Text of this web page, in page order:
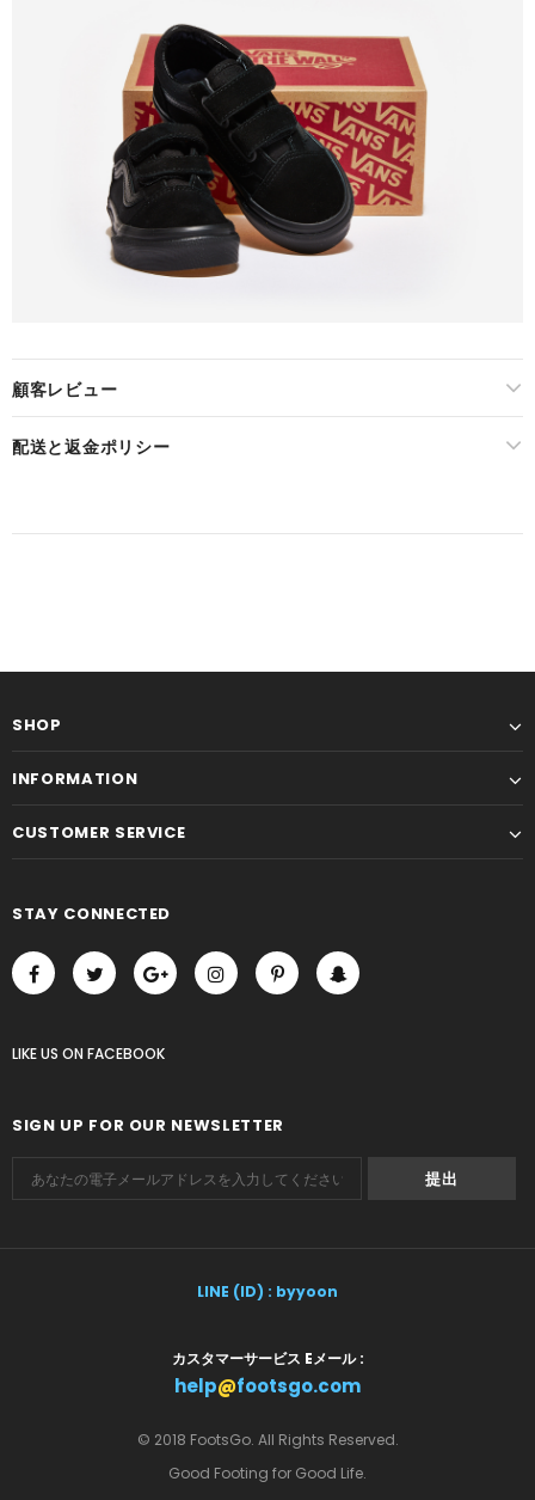
顧客レビュー
配送と返金ポリシー
SHOP
INFORMATION
CUSTOMER SERVICE
STAY CONNECTED
LIKE US ON FACEBOOK
SIGN UP FOR OUR NEWSLETTER
LINE (ID) : byyoon
カスタマーサービス Eメール :
help@footsgo.com
© 2018 FootsGo. All Rights Reserved.
Good Footing for Good Life.